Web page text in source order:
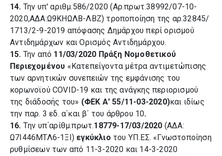
14. Την υπ' αριθμ.586/2020 (Αρ.πρωτ.38992/07-10-
2020,ΑΔΑ:Ω9ΚΗΩΛΒ-ΛΒΖ) τροποποίηση της αρ.32845/
1713/2-9-2019 απόφασης Δημάρχου περί ορισμού
Αντιδημάρχων και Ορισμός Αντιδημάρχου.
15. Την από 11/03/2020 Πράξη Νομοθετικού
Περιεχομένου «Κατεπείγοντα μέτρα αντιμετώπισης
των αρνητικών συνεπειών της εμφάνισης του
κορωνοϊού COVID-19 και της ανάγκης περιορισμού
της διάδοσής του» (ΦΕΚ Α' 55/11-03-2020)και ιδίως
την παρ. 3 εδ. α΄και β΄ του άρθρου 10.
16. Tην υπ΄αρίθμ.πρωτ.18779-17/03/2020 (ΑΔΑ:
Ω7Ι446ΜΤΛ6-1ΞΙ) εγκύκλιο του ΥΠ.ΕΣ. «Γνωστοποίηση
ρυθμίσεων των από 11-3-2020 και 14-3-2020